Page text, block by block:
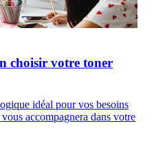
choisir votre toner
idéal pour vos besoins
accompagnera dans votre